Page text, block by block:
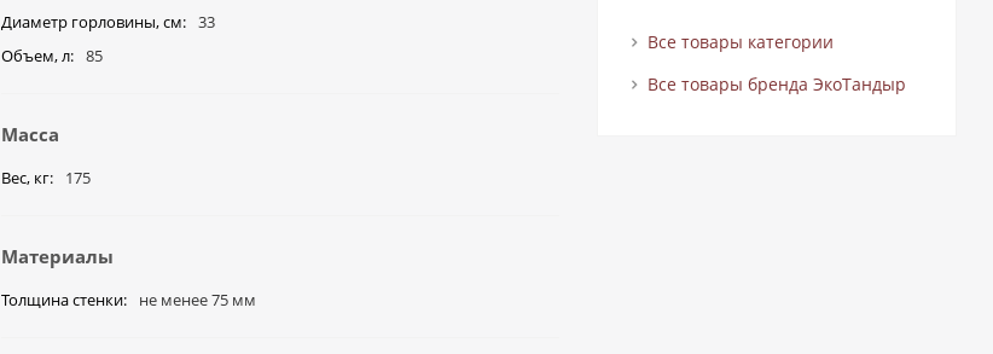
Диаметр горловины, см
33
Объем, л
85
Масса
Вес, кг 175
Материалы
Толщина стенки не менее 75 мм
Все товары категории
Все товары бренда ЭкоТандыр